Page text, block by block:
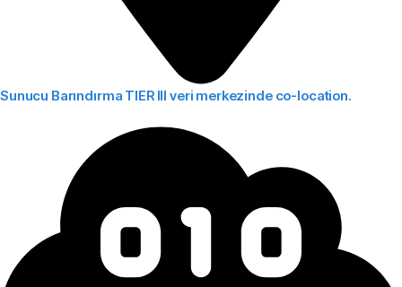
Sunucu Barındırma TIER III veri merkezinde co-location.